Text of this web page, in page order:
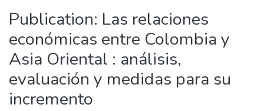
Publication: Las relaciones
económicas entre Colombia y
Asia Oriental : análisis,
evaluación y medidas para su
incremento